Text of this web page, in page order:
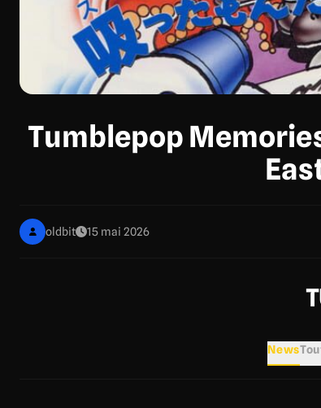
Tumblepop
oldbit 15 mai 2026
News